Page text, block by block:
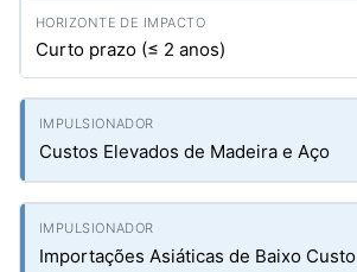
Curto prazo (≤ 2 anos)
Custos Elevados de Madeira e Aço
Importações Asiáticas de Baixo Custo